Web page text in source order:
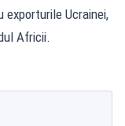
Ucrainei,
Africii.